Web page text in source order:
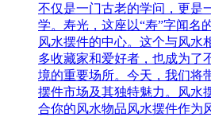
不仅是一门古老的学问，更是
学。寿光，这座以“寿”字闻名
风水摆件的中心。这个与风水
多收藏家和爱好者，也成为了
境的重要场所。今天，我们将
摆件市场及其独特魅力。风水
合你的风水物品风水摆件作为